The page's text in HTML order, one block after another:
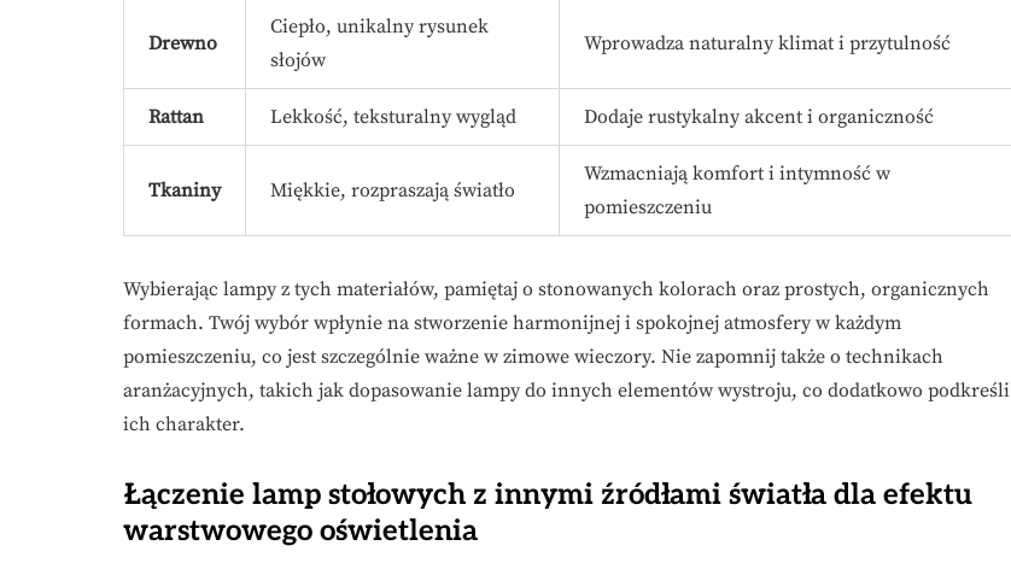
Drewno
Ciepło, unikalny rysunek
słojów
Wprowadza naturalny klimat i przytulność
Rattan Lekkość, teksturalny wygląd Dodaje rustykalny akcent i organiczność
Tkaniny Miękkie, rozpraszają światło
Wzmacniają komfort i intymność w
pomieszczeniu
Wybierając lampy z tych materiałów, pamiętaj o stonowanych kolorach oraz prostych, organicznych
formach. Twój wybór wpłynie na stworzenie harmonijnej i spokojnej atmosfery w każdym
pomieszczeniu, co jest szczególnie ważne w zimowe wieczory. Nie zapomnij także o technikach
aranżacyjnych, takich jak dopasowanie lampy do innych elementów wystroju, co dodatkowo podkreśli
ich charakter.
Łączenie lamp stołowych z innymi źródłami światła dla efektu
warstwowego oświetlenia